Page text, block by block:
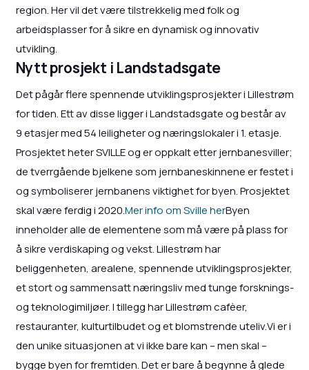
region. Her vil det være tilstrekkelig med folk og
arbeidsplasser for å sikre en dynamisk og innovativ
utvikling.
Nytt prosjekt i Landstadsgate
Det pågår flere spennende utviklingsprosjekter i Lillestrøm
for tiden. Ett av disse ligger i Landstadsgate og består av
9 etasjer med 54 leiligheter og næringslokaler i 1. etasje.
Prosjektet heter SVILLE og er oppkalt etter jernbanesviller;
de tverrgående bjelkene som jernbaneskinnene er festet i
og symboliserer jernbanens viktighet for byen. Prosjektet
skal være ferdig i 2020.Mer info om Sville herByen
inneholder alle de elementene som må være på plass for
å sikre verdiskaping og vekst. Lillestrøm har
beliggenheten, arealene, spennende utviklingsprosjekter,
et stort og sammensatt næringsliv med tunge forsknings-
og teknologimiljøer. I tillegg har Lillestrøm cafèer,
restauranter, kulturtilbudet og et blomstrende uteliv.Vi er i
den unike situasjonen at vi ikke bare kan – men skal –
bygge byen for fremtiden. Det er bare å begynne å glede